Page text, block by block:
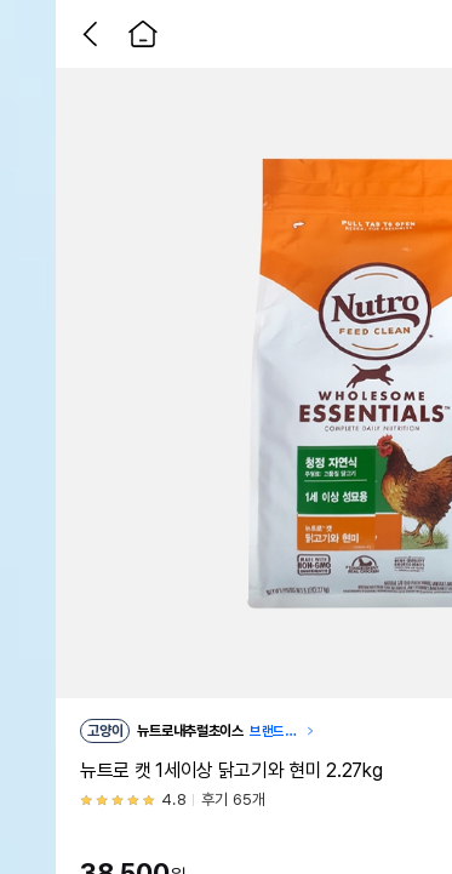
고양이 뉴트로내추럴초이스 브랜드관
뉴트로 캣 1세이상 닭고기와 현미 2.27kg
4.8 후기 65개